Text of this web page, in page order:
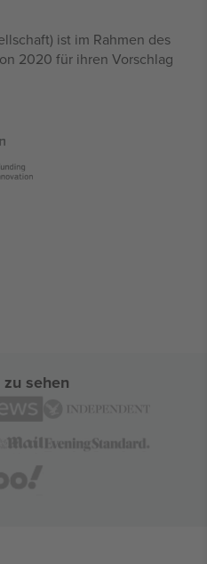
ist im Rahmen des
2020 für ihren Vorschlag
sehen